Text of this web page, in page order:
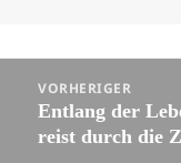
VORHERIGER
Vorheriger
Beitrag:
Entlang der
reist durch die